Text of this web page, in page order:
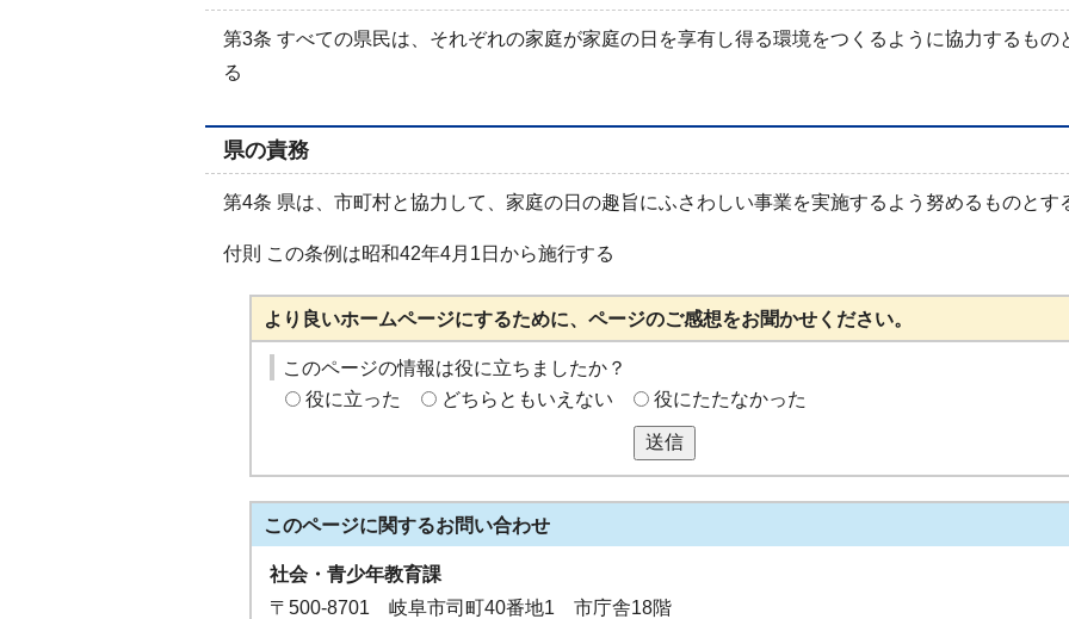
第3条 すべての県民は、それぞれの家庭が家庭の日を享有し得る環境をつくるように協力するもの
る
県の責務
第4条 県は、市町村と協力して、家庭の日の趣旨にふさわしい事業を実施するよう努めるものとす
付則 この条例は昭和42年4月1日から施行する
より良いホームページにするために、ページのご感想をお聞かせください。
このページの情報は役に立ちましたか？
役に立った
どちらともいえない 役にたたなかった
送信
このページに関するお問い合わせ
社会・青少年教育課
〒500-8701 岐阜市司町40番地1 市庁舎18階